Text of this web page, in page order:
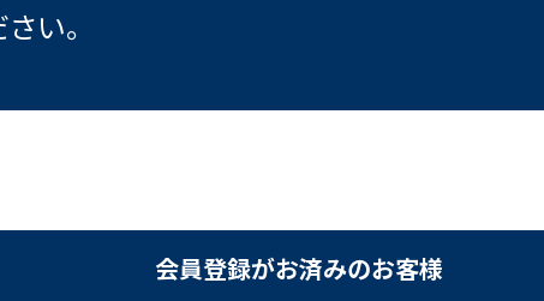
い。
会員登録がお済みのお客様